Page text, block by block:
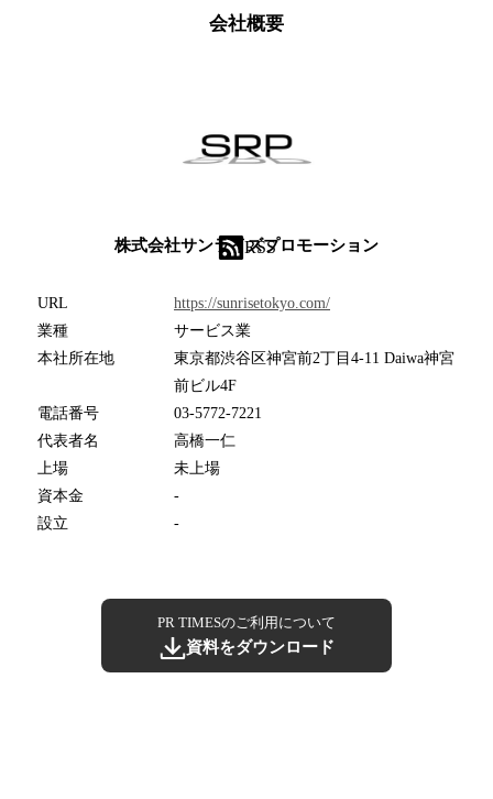
会社概要
株式会社サンライズプロモーション
RSS
URL
https://sunrisetokyo.com/
業種
サービス業
本社所在地
東京都渋谷区神宮前2丁目4-11 Daiwa神宮
前ビル4F
電話番号
03-5772-7221
代表者名
高橋一仁
上場
未上場
資本金
-
設立
-
PR TIMESのご利用について
資料をダウンロード